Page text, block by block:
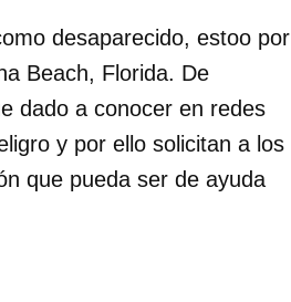
desaparecido, estoo por
Beach, Florida. De
dado a conocer en redes
y por ello solicitan a los
que pueda ser de ayuda